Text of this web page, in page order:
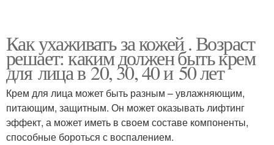
Как ухаживать за кожей . Возраст
решает: каким должен быть крем
для лица в 20, 30, 40 и 50 лет
Крем для лица может быть разным – увлажняющим,
питающим, защитным. Он может оказывать лифтинг
эффект, а может иметь в своем составе компоненты,
способные бороться с воспалением.